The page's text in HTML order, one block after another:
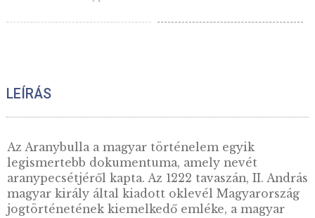
2022. évi Az mRNS alapú
vakcinák alapjául szolgáló
magyar találmány ezüst
emlékérme, proof